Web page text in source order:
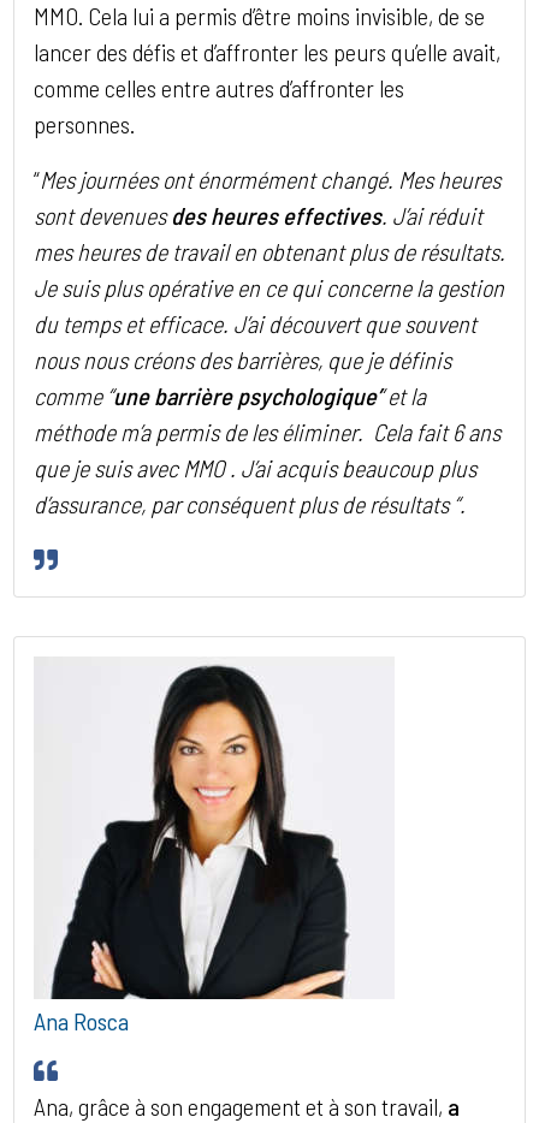
MMO. Cela lui a permis d’être moins invisible, de se
lancer des défis et d’affronter les peurs qu’elle avait,
comme celles entre autres d’affronter les
personnes.
“Mes journées ont énormément changé. Mes heures
sont devenuesdes heures effectives. J’ai réduit
mes heures de travail en obtenant plus de résultats.
Je suis plus opérative en ce qui concerne la gestion
du temps et efficace. J’ai découvert que souvent
nous nous créons des barrières, que je définis
comme “unebarrière psychologique’‘ et la
méthode m’a permis de les éliminer. Cela fait 6 ans
que je suis avec MMO . J’ai acquis beaucoup plus
d’assurance, par conséquent plus de résultats “.
Ana Rosca
Ana, grâce à son engagement et à son travail, a